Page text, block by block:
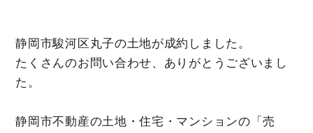
静岡市駿河区丸子の土地が成約しました。
たくさんのお問い合わせ、ありがとうございまし
た。
静岡市不動産の土地・住宅・マンションの「売